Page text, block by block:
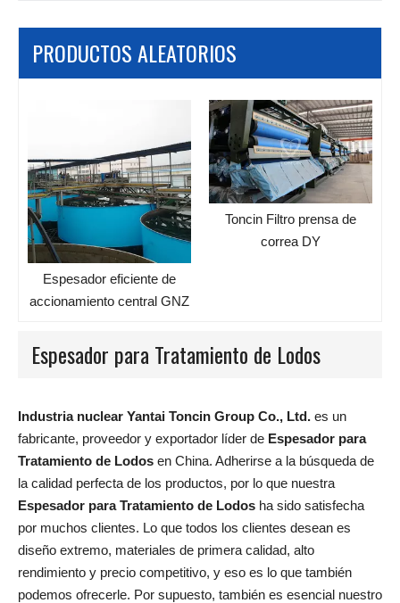
PRODUCTOS ALEATORIOS
Espesador eficiente de
accionamiento central GNZ
Toncin Filtro prensa de
correa DY
Espesador para Tratamiento de Lodos
Industria nuclear Yantai Toncin Group Co., Ltd. es un
fabricante, proveedor y exportador líder de Espesador para
Tratamiento de Lodos en China. Adherirse a la búsqueda de
la calidad perfecta de los productos, por lo que nuestra
Espesador para Tratamiento de Lodos ha sido satisfecha
por muchos clientes. Lo que todos los clientes desean es
diseño extremo, materiales de primera calidad, alto
rendimiento y precio competitivo, y eso es lo que también
podemos ofrecerle. Por supuesto, también es esencial nuestro